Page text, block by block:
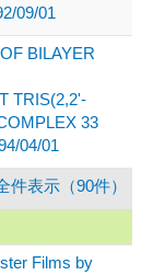
09/01
BILAYER
TRIS(2,2'-
33
04/01
件表示（90件）
Films by